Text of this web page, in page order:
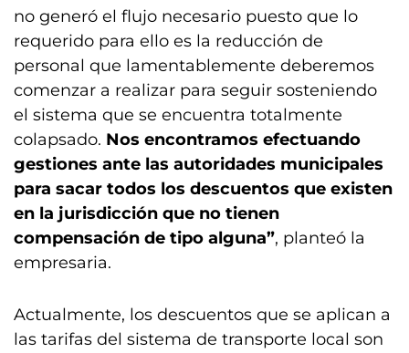
no generó el flujo necesario puesto que lo
requerido para ello es la reducción de
personal que lamentablemente deberemos
comenzar a realizar para seguir sosteniendo
el sistema que se encuentra totalmente
colapsado. Nos encontramos efectuando
gestiones ante las autoridades municipales
para sacar todos los descuentos que existen
en la jurisdicción que no tienen
compensación de tipo alguna”, planteó la
empresaria.
Actualmente, los descuentos que se aplican a
las tarifas del sistema de transporte local son